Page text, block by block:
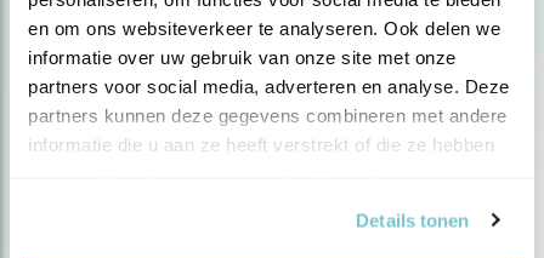
en om ons websiteverkeer te analyseren. Ook delen we
informatie over uw gebruik van onze site met onze
partners voor social media, adverteren en analyse. Deze
partners kunnen deze gegevens combineren met andere
informatie die u aan ze heeft verstrekt of die ze hebben
Details tonen